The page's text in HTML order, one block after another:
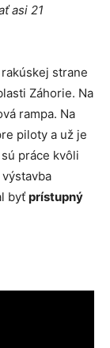
asi 21
strane
Záhorie. Na
rampa. Na
piloty a už je
práce kvôli
byť prístupný